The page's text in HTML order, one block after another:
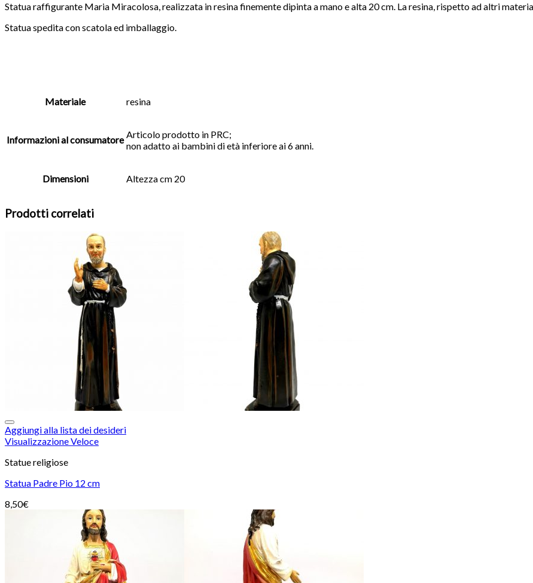
Statua raffigurante Maria Miracolosa, realizzata in resina finemente dipinta a mano e alta 20 cm. La resina, rispetto ad altri
Statua spedita con scatola ed imballaggio.
Materiale resina
Informazioni al consumatore Articolo prodotto in PRC;
non adatto ai bambini di età inferiore ai 6 anni.
Dimensioni Altezza cm 20
Prodotti correlati
Aggiungi alla lista dei desideri
Visualizzazione Veloce
Statue religiose
Statua Padre Pio 12 cm
8,50€